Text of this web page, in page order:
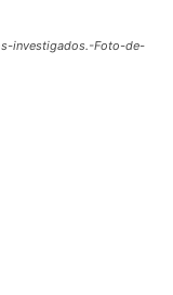
investigados.-Foto-de-